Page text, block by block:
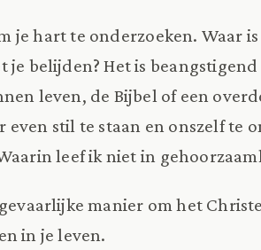
je hart te onderzoeken. Waar is
je belijden? Het is
leven, de Bijbel of een
stil te staan en onszelf te
leef ik niet in
manier om het
in je leven.